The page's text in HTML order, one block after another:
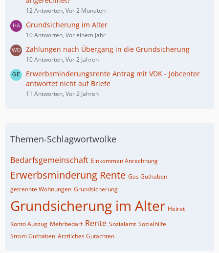
12 Antworten, Vor 2 Monaten
Grundsicherung im Alter
10 Antworten, Vor einem Jahr
Zahlungen nach Übergang in die Grundsicherung
10 Antworten, Vor 2 Jahren
Erwerbsminderungsrente Antrag mit VDK - Jobcenter
antwortet nicht auf Briefe
11 Antworten, Vor 2 Jahren
Themen-Schlagwortwolke
Bedarfsgemeinschaft Einkommen Anrechnung
Erwerbsminderung Rente Gas Guthaben
getrennte Wohnungen Grundsicherung
Grundsicherung im Alter Heirat
Konto Auszug Mehrbedarf Rente Sozialamt Sozialhilfe
Strom Guthaben Ärztliches Gutachten